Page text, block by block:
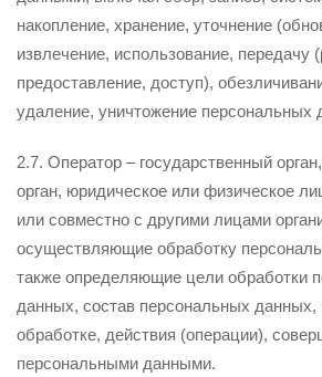
накопление, хранение, уточнение
извлечение, использование, передачу
предоставление, доступ),
удаление, уничтожение персональных
2.7. Оператор – государственный
орган, юридическое или физическое
или совместно с другими лицами
осуществляющие обработку
также определяющие цели обработки
данных, состав персональных
обработке, действия (операции),
персональными данными.